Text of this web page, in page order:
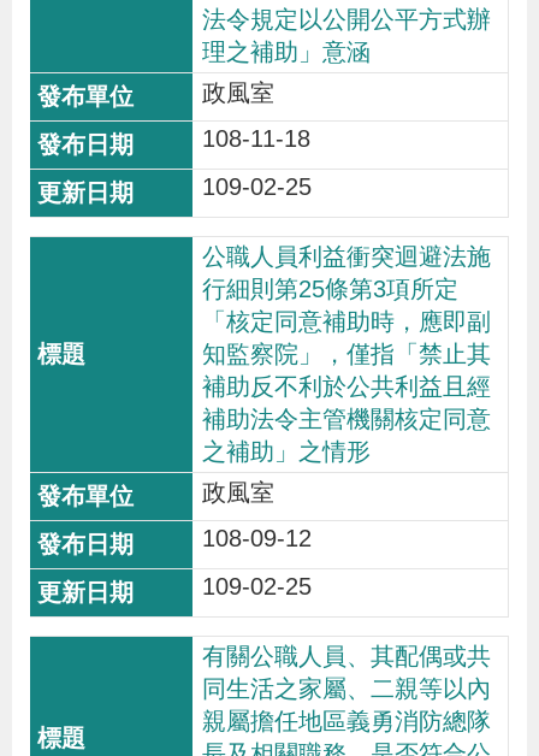
檢
舉
貪
瀆
位
法令規定以公開公平方式辦
理之補助」意涵
政風室
108-11-18
109-02-25
公職人員利益衝突迴避法施
行細則第25條第3項所定
「核定同意補助時，應即副
知監察院」，僅指「禁止其
補助反不利於公共利益且經
補助法令主管機關核定同意
之補助」之情形
政風室
108-09-12
109-02-25
有關公職人員、其配偶或共
同生活之家屬、二親等以內
親屬擔任地區義勇消防總隊